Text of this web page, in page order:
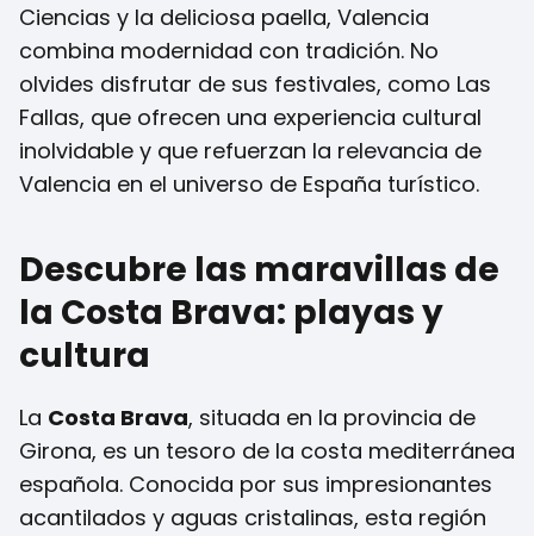
Ciencias y la deliciosa paella, Valencia
combina modernidad con tradición. No
olvides disfrutar de sus festivales, como Las
Fallas, que ofrecen una experiencia cultural
inolvidable y que refuerzan la relevancia de
Valencia en el universo de España turístico.
Descubre las maravillas de
la Costa Brava: playas y
cultura
La Costa Brava, situada en la provincia de
Girona, es un tesoro de la costa mediterránea
española. Conocida por sus impresionantes
acantilados y aguas cristalinas, esta región